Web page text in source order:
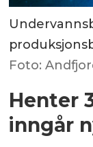
Foto:
Henter
inngår